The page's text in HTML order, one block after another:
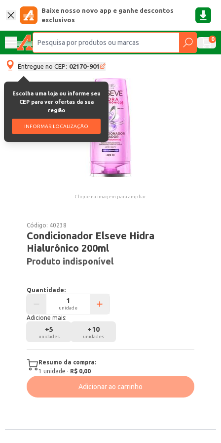
Baixe nosso novo app e ganhe descontos
exclusivos
0
Entregue no CEP: 02170-901
Escolha uma loja ou informe seu
CEP para ver ofertas da sua
região
INFORMAR LOCALIZAÇÃO
Clique na imagem para ampliar.
Código: 40238
Condicionador Elseve Hidra
Hialurônico 200ml
Produto indisponível
Quantidade:
unidade
Adicione mais:
+5
unidades
+10
unidades
Resumo da compra:
1 unidade · R$ 0,00
Adicionar ao carrinho